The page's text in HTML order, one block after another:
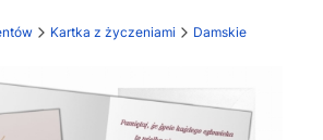
Kartka z życzeniami Damskie